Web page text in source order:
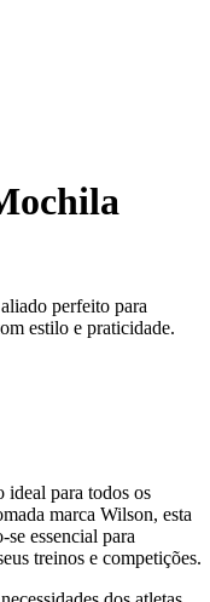
perfeito para
estilo e praticidade.
ideal para todos os
marca Wilson, esta
essencial para
treinos e competições.